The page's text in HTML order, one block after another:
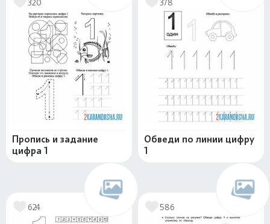
Пропись и задание
цифра 1
Обведи по линии цифру
1
624 586